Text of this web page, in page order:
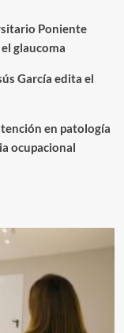
Poniente
glaucoma
García edita el
en patología
ocupacional